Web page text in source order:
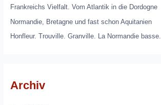
Frankreichs Vielfalt. Vom Atlantik in die Dordogne
Normandie, Bretagne und fast schon Aquitanien
Honfleur. Trouville. Granville. La Normandie basse.
Archiv